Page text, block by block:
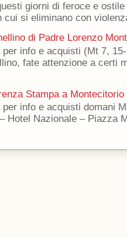
giorni di feroce e
cui si eliminano con
di Padre Lorenzo
per info e acquisti (Mt 7,
fate attenzione a certi
Stampa a Montecitorio
per info e acquisti domani
Hotel Nazionale – Piazza